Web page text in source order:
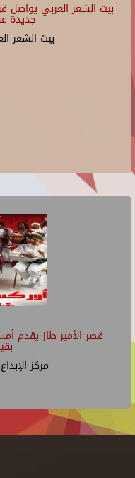
بيت الشعر العربي يواصل
جديدة
بيت الشعر
قصر الأمير طاز يقدم
مركز